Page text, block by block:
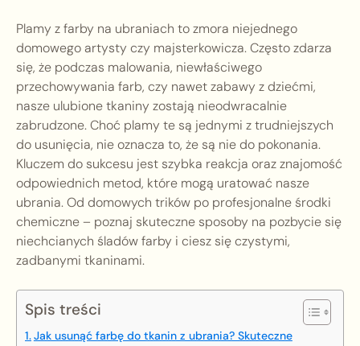
Plamy z farby na ubraniach to zmora niejednego
domowego artysty czy majsterkowicza. Często zdarza
się, że podczas malowania, niewłaściwego
przechowywania farb, czy nawet zabawy z dziećmi,
nasze ulubione tkaniny zostają nieodwracalnie
zabrudzone. Choć plamy te są jednymi z trudniejszych
do usunięcia, nie oznacza to, że są nie do pokonania.
Kluczem do sukcesu jest szybka reakcja oraz znajomość
odpowiednich metod, które mogą uratować nasze
ubrania. Od domowych trików po profesjonalne środki
chemiczne – poznaj skuteczne sposoby na pozbycie się
niechcianych śladów farby i ciesz się czystymi,
zadbanymi tkaninami.
Spis treści
Jak usunąć farbę do tkanin z ubrania? Skuteczne